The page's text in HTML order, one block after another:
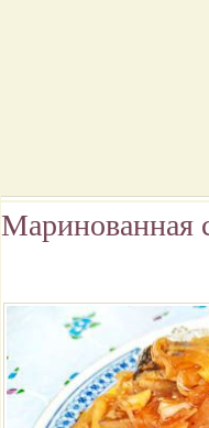
Маринованная